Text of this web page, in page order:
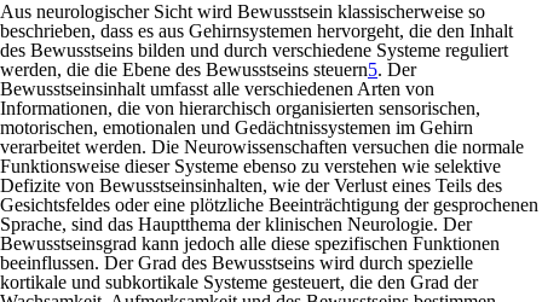
Aus neurologischer Sicht wird Bewusstsein klassischerweise so
beschrieben, dass es aus Gehirnsystemen hervorgeht, die den Inhalt
des Bewusstseins bilden und durch verschiedene Systeme reguliert
werden, die die Ebene des Bewusstseins steuern5. Der
Bewusstseinsinhalt umfasst alle verschiedenen Arten von
Informationen, die von hierarchisch organisierten sensorischen,
motorischen, emotionalen und Gedächtnissystemen im Gehirn
verarbeitet werden. Die Neurowissenschaften versuchen die normale
Funktionsweise dieser Systeme ebenso zu verstehen wie selektive
Defizite von Bewusstseinsinhalten, wie der Verlust eines Teils des
Gesichtsfeldes oder eine plötzliche Beeinträchtigung der gesprochenen
Sprache, sind das Hauptthema der klinischen Neurologie. Der
Bewusstseinsgrad kann jedoch alle diese spezifischen Funktionen
beeinflussen. Der Grad des Bewusstseins wird durch spezielle
kortikale und subkortikale Systeme gesteuert, die den Grad der